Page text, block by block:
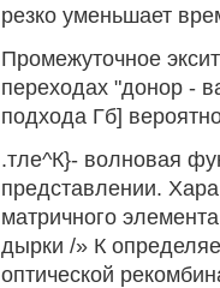
резко уменьшает
Промежуточное
переходах "донор -
подхода Гб]
.тле^К}- волновая
представлении.
матричного
дырки /» К
оптической